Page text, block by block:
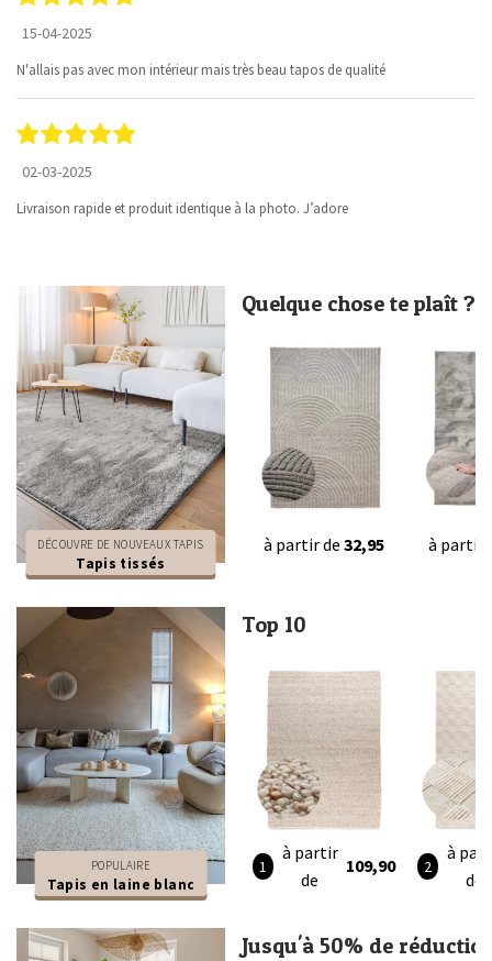
15-04-2025
N'allais pas avec mon intérieur mais très beau tapos de qualité
02-03-2025
Livraison rapide et produit identique à la photo. J’adore
DÉCOUVRE DE NOUVEAUX TAPIS
Tapis tissés
Quelque chose te plaît ?
à partir de 32,95 à partir
POPULAIRE
Tapis en laine blanc
Top 10
à partir
de
109,90
à
de
Jusqu'à 50% de